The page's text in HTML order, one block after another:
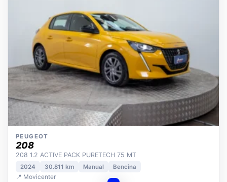
PEUGEOT
208
208 1.2 ACTIVE PACK PURETECH 75 MT
2024 30.811 km